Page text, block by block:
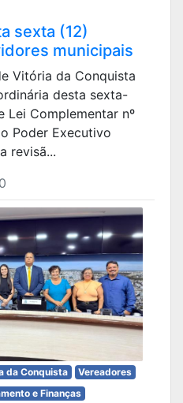
sexta (12)
municipais
Vitória da Conquista
desta sexta-
Lei Complementar nº
Poder Executivo
revisã...
da Conquista
Vereadores
e Finanças